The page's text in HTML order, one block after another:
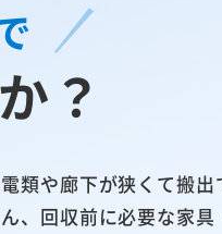
？
や廊下が狭くて搬出
、回収前に必要な家具